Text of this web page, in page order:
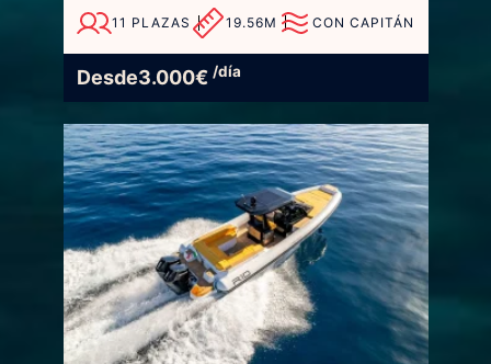
11 PLAZAS 19.56M CON CAPITÁN
Desde3.000€ /día